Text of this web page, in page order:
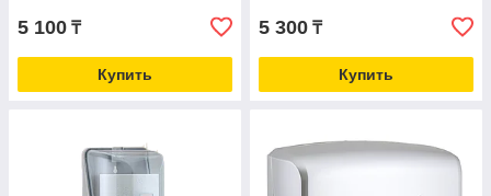
5 100 ₸
Купить
5 300 ₸
Купить